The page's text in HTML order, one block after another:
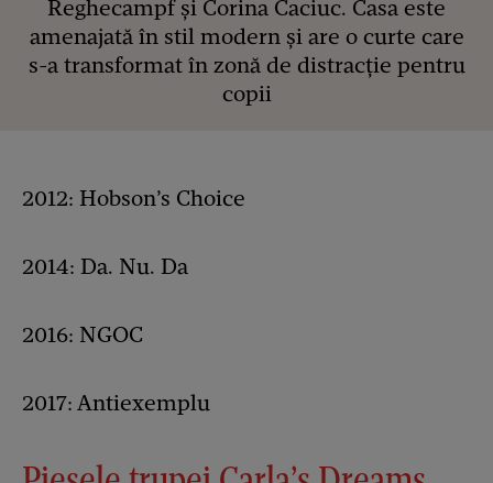
Reghecampf și Corina Caciuc. Casa este
amenajată în stil modern și are o curte care
s-a transformat în zonă de distracție pentru
copii
2012: Hobson’s Choice
2014: Da. Nu. Da
2016: NGOC
2017: Antiexemplu